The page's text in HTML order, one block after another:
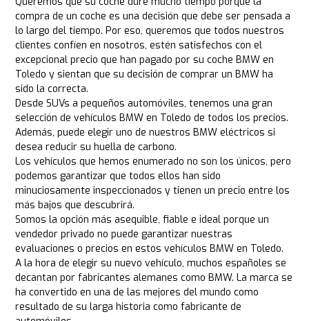
compra de un coche es una decisión que debe ser pensada a
lo largo del tiempo. Por eso, queremos que todos nuestros
clientes confíen en nosotros, estén satisfechos con el
excepcional precio que han pagado por su coche BMW en
Toledo y sientan que su decisión de comprar un BMW ha
sido la correcta.
Desde SUVs a pequeños automóviles, tenemos una gran
selección de vehículos BMW en Toledo de todos los precios.
Además, puede elegir uno de nuestros BMW eléctricos si
desea reducir su huella de carbono.
Los vehículos que hemos enumerado no son los únicos, pero
podemos garantizar que todos ellos han sido
minuciosamente inspeccionados y tienen un precio entre los
más bajos que descubrirá.
Somos la opción más asequible, fiable e ideal porque un
vendedor privado no puede garantizar nuestras
evaluaciones o precios en estos vehículos BMW en Toledo.
A la hora de elegir su nuevo vehículo, muchos españoles se
decantan por fabricantes alemanes como BMW. La marca se
ha convertido en una de las mejores del mundo como
resultado de su larga historia como fabricante de